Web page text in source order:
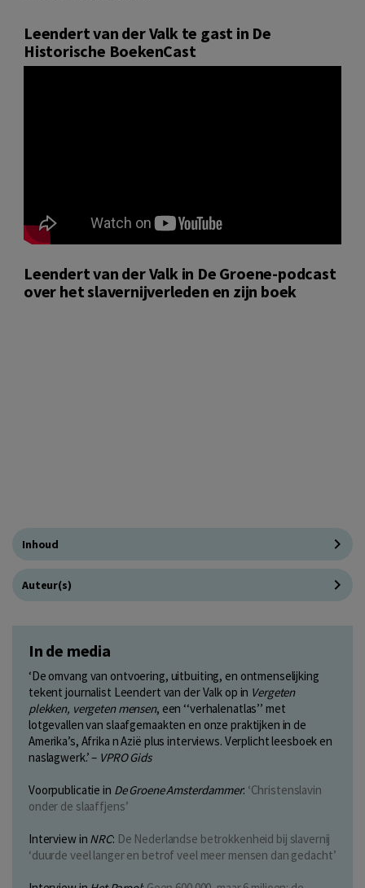
Leendert van der Valk te gast in De
Historische BoekenCast
Leendert van der Valk in De Groene-podcast
over het slavernijverleden en zijn boek
Inhoud
Auteur(s)
In de media
‘De omvang van ontvoering, uitbuiting, en ontmenselijking
tekent journalist Leendert van der Valk op in Vergeten
plekken, vergeten mensen, een ‘‘verhalenatlas’’ met
lotgevallen van slaafgemaakten en onze praktijken in de
Amerika’s, Afrika n Azië plus interviews. Verplicht leesboek en
naslagwerk.’ – VPRO Gids
Voorpublicatie in De Groene Amsterdammer: ‘Christenslavin
onder de slaaffjens’
Interview in NRC: De Nederlandse betrokkenheid bij slavernij
‘duurde veel langer en betrof veel meer mensen dan gedacht’